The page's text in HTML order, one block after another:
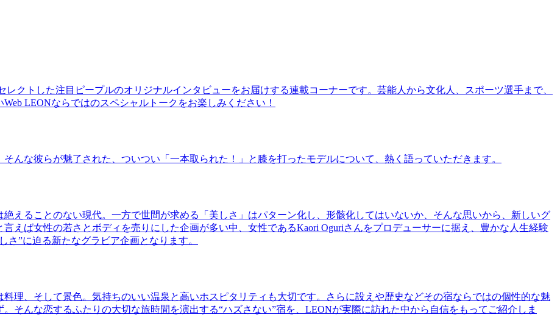
クトした注目ピープルのオリジナルインタビューをお届けする連載コーナーです。芸能人から文化人、スポーツ選手まで、
LEONならではのスペシャルトークをお楽しみください！
んな彼らが魅了された、ついつい「一本取られた！」と膝を打ったモデルについて、熱く語っていただきます。
えることのない現代。一方で世間が求める「美しさ」はパターン化し、形骸化してはいないか、そんな思いから、新しいグ
えば女性の若さとボディを売りにした企画が多い中、女性であるKaori Oguriさんをプロデューサーに据え、豊かな人生経験
”に迫る新たなグラビア企画となります。
理、そして景色。気持ちのいい温泉と高いホスピタリティも大切です。さらに設えや歴史などその宿ならではの個性的な魅
そんな恋するふたりの大切な旅時間を演出する“ハズさない”宿を、LEONが実際に訪れた中から自信をもってご紹介しま